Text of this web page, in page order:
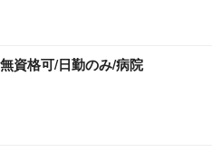
資格可/日勤のみ/病院